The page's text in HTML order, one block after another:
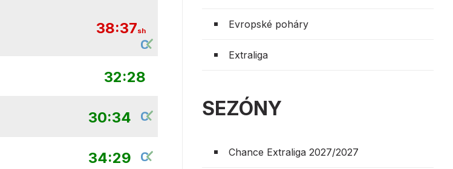
38:37sh
32:28
30:34
34:29
Evropské poháry
Extraliga
SEZÓNY
Chance Extraliga 2027/2027